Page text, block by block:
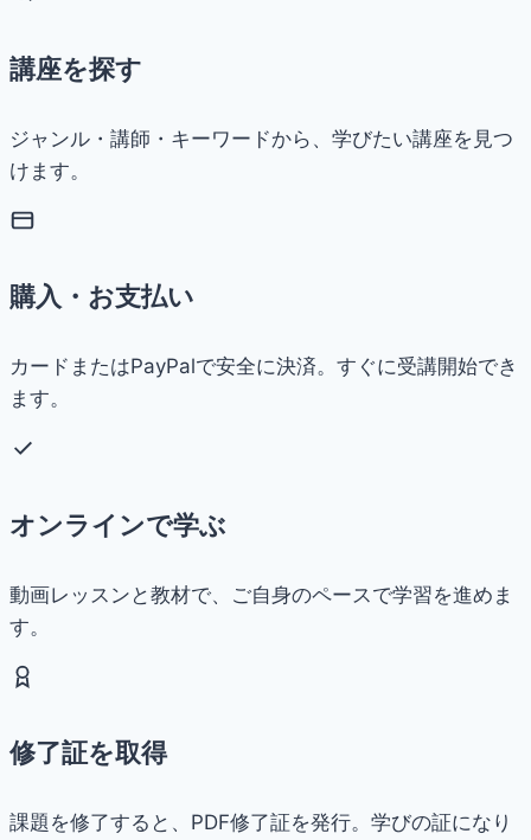
講座を探す
ジャンル・講師・キーワードから、学びたい講座を見つ
けます。
購入・お支払い
カードまたはPayPalで安全に決済。すぐに受講開始でき
ます。
オンラインで学ぶ
動画レッスンと教材で、ご自身のペースで学習を進めま
す。
修了証を取得
課題を修了すると、PDF修了証を発行。学びの証になり